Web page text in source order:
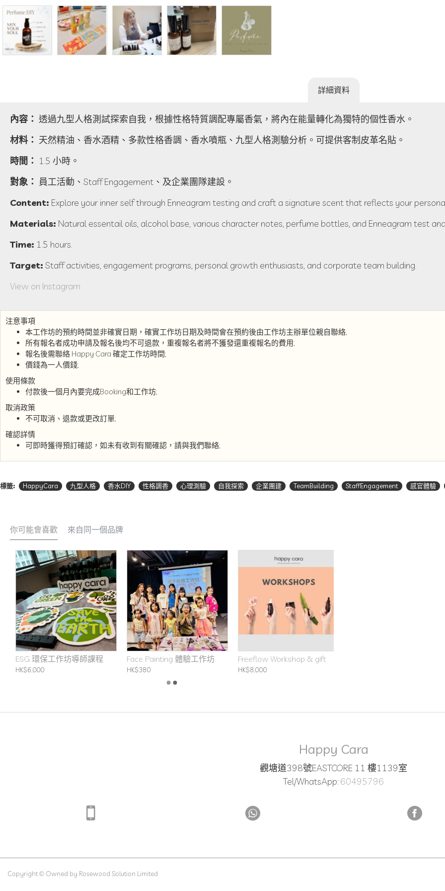
注意事項
本工作坊的預約時間並非確實日期，確實工作坊日期及時間會在預約後由工作坊主辦單位親自聯絡;
所有報名者成功申請及報名後均不可退款，重複報名者將不獲發還重複報名的費用;
報名後需聯絡 Happy Cara 確定工作坊時間;
價錢為一人價錢;
使用條款
付款後一個月內要完成Booking和工作坊;
取消政策
不可取消、退款或更改訂單;
確認詳情
可即時獲得預訂確認，如未有收到有關確認，請與我們聯絡;
詳細資料
內容： 透過九型人格測試探索自我，根據性格特質調配專屬香氣，將內在能量轉化為獨特的個性香水。
材料： 天然精油、香水酒精、多款性格香調、香水噴瓶、九型人格測驗分析。可提供客制皮革名貼。
時間： 1.5 小時。
對象： 員工活動、Staff Engagement、及企業團隊建設。
Content: Explore your inner self through Enneagram testing and craft a signature scent that reflects your
Materials: Natural essentail oils, alcohol base, various character notes, perfume bottles, and Enneagram test
Time: 1.5 hours.
Target: Staff activities, engagement programs, personal growth enthusiasts, and corporate team building.
View on Instagram
標籤: HappyCara 九型人格 香水DIY 性格調香 心理測驗 自我探索 企業團建 TeamBuilding StaffEngagement 感官體驗
你可能會喜歡 來自同一個品牌
ESG 環保工作坊導師課程
HK$6,000
Face Painting 體驗工作坊
HK$380
Freeflow Workshop & gift
HK$8,000
Happy Cara
觀塘道398號EASTCORE 11 樓1139室
Tel/WhatsApp: 60495796
Copyright © Owned by Rosewood Solution Limited